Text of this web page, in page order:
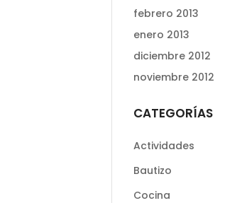
febrero 2013
enero 2013
diciembre 2012
noviembre 2012
CATEGORÍAS
Actividades
Bautizo
Cocina